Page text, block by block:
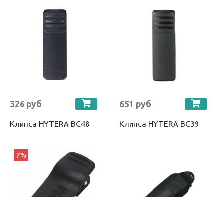
326 руб
Клипса HYTERA BC48
651 руб
Клипса HYTERA BC39
7%